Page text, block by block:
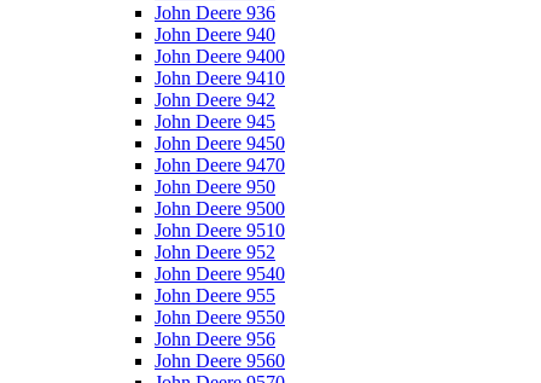
John Deere 936
John Deere 940
John Deere 9400
John Deere 9410
John Deere 942
John Deere 945
John Deere 9450
John Deere 9470
John Deere 950
John Deere 9500
John Deere 9510
John Deere 952
John Deere 9540
John Deere 955
John Deere 9550
John Deere 956
John Deere 9560